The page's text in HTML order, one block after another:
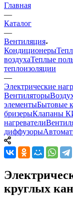
Главная
—
Каталог
—
Вентиляция
Кондиционеры
воздухаТеплые
теплоизоляции
—
Электрические
Вентиляторы
элементыБытовые
бризерыКлапаны
нагреватели
диффузоры
круглых